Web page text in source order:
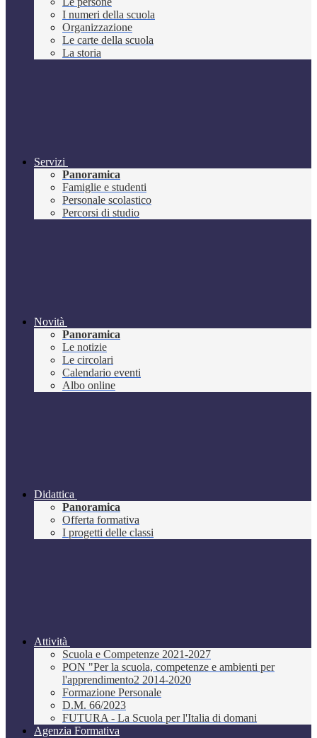
I numeri della scuola
Organizzazione
Le carte della scuola
La storia
Servizi
Panoramica
Famiglie e studenti
Personale scolastico
Percorsi di studio
Novità
Panoramica
Le notizie
Le circolari
Calendario eventi
Albo online
Didattica
Panoramica
Offerta formativa
I progetti delle classi
Attività
Scuola e Competenze 2021-2027
PON "Per la scuola, competenze e ambienti per
l'apprendimento2 2014-2020
Formazione Personale
D.M. 66/2023
FUTURA - La Scuola per l'Italia di domani
Agenzia Formativa